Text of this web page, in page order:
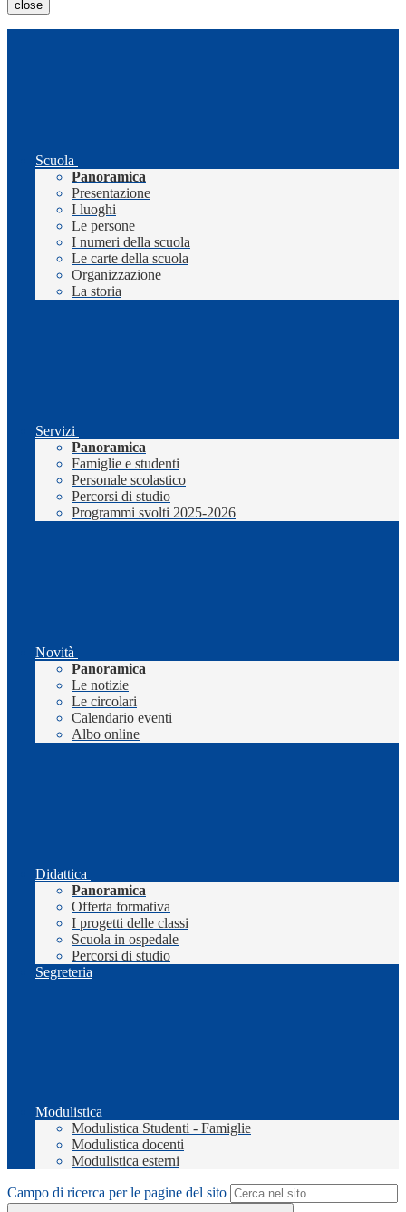
close
Scuola
Panoramica
Presentazione
I luoghi
Le persone
I numeri della scuola
Le carte della scuola
Organizzazione
La storia
Servizi
Panoramica
Famiglie e studenti
Personale scolastico
Percorsi di studio
Programmi svolti 2025-2026
Novità
Panoramica
Le notizie
Le circolari
Calendario eventi
Albo online
Didattica
Panoramica
Offerta formativa
I progetti delle classi
Scuola in ospedale
Percorsi di studio
Segreteria
Modulistica
Modulistica Studenti - Famiglie
Modulistica docenti
Modulistica esterni
Campo di ricerca per le pagine del sito